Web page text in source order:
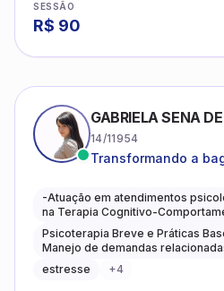
SESSÃO
R$ 90
GABRIELA SENA
14/11954
Transformando a
caminhos mais
-Atuação em atendimentos
na Terapia Cognitivo-
Psicoterapia Breve e Práticas
Manejo de demandas
estresse
+4